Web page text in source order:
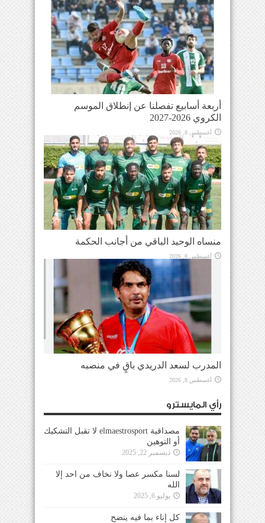
أربعة أسابيع تفصلنا عن إنطلاق الموسم
الكروي 2026-2027
أغسطس 8, 2026
منساه الوحيد الباقي من أجانب الحكمة
أغسطس 8, 2026
المدرب لسعد الدريدي باقٍ في منصبه
أغسطس 8, 2026
رأي المايسترو
مصداقية elmaestrosport لا تقبل التشكيك
أو التوهين
ديسمبر 22, 2025
لسنا مكسر عصا ولا نخاف من احد إلا
الله
يوليو 6, 2025
كل إناء بما فيه ينضح